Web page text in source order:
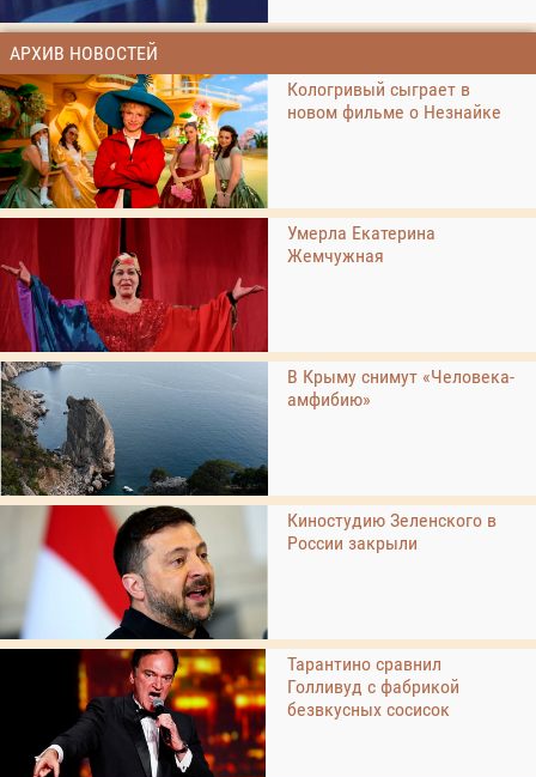
АРХИВ НОВОСТЕЙ
Кологривый сыграет в
новом фильме о Незнайке
Умерла Екатерина
Жемчужная
В Крыму снимут «Человека-
амфибию»
Киностудию Зеленского в
России закрыли
Тарантино сравнил
Голливуд с фабрикой
безвкусных сосисок